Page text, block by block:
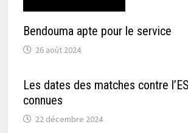
Bendouma apte pour le service
26 août 2024
Les dates des matches contre
connues
22 décembre 2024